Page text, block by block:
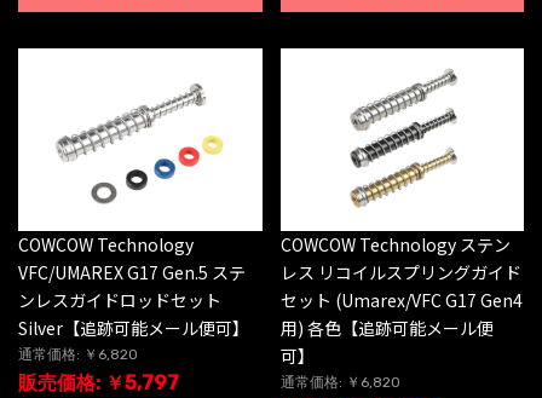
COWCOW Technology
VFC/UMAREX G17 Gen.5 ステ
ンレスガイドロッドセット
Silver【追跡可能メール便可】
通常価格: ￥6,820
販売価格: ￥5,797
COWCOW Technology ステン
レス リコイルスプリングガイド
セット (Umarex/VFC G17 Gen4
用) 各色【追跡可能メール便
可】
通常価格: ￥6,820